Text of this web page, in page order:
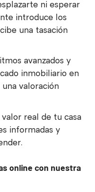
ni esperar
introduce los
una tasación
avanzados y
inmobiliario en
valoración
real de tu casa
informadas y
online con nuestra